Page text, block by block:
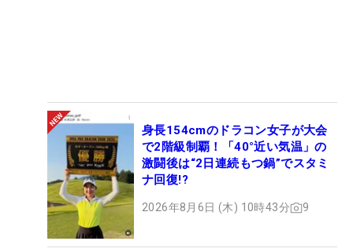
身長154cmのドラコン女子が大会
で2階級制覇！「40°近い気温」の
激闘後は“2日連続もつ鍋”でスタミ
ナ回復!?
2026年8月6日 (木) 10時43分 9